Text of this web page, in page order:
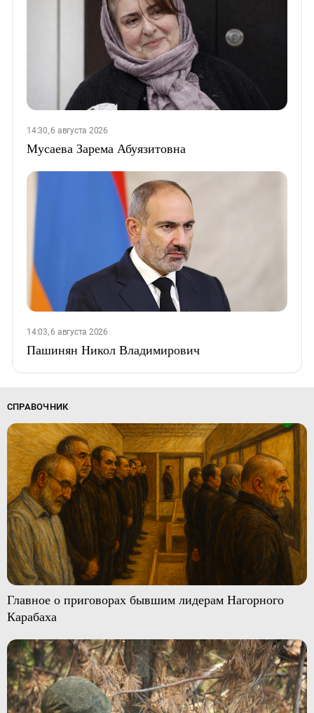
14:30, 6 августа 2026
Мусаева Зарема Абуязитовна
14:03, 6 августа 2026
Пашинян Никол Владимирович
СПРАВОЧНИК
Главное о приговорах бывшим лидерам Нагорного
Карабаха